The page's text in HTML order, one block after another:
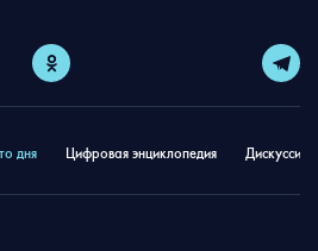
дня Цифровая энциклопедия